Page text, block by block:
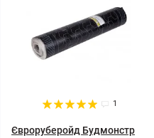
1
Євроруберойд Будмонстр